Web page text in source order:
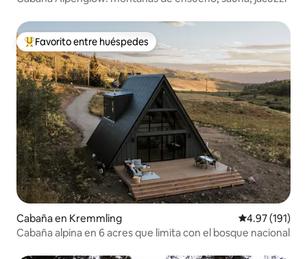
De los mejores en Favorito entre huéspedes
Favorito entre huéspedes
Cabaña en Kremmling Calificación
4.97 (191)
Cabaña alpina en 6 acres que limita con el bosque nacional